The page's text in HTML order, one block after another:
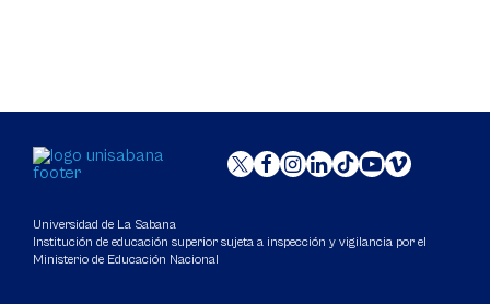
Universidad de La Sabana
Institución de educación superior sujeta a inspección y vigilancia por el
Ministerio de Educación Nacional